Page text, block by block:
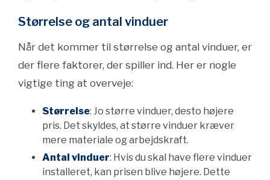
Størrelse og antal vinduer
Når det kommer til størrelse og antal vinduer, er
der flere faktorer, der spiller ind. Her er nogle
vigtige ting at overveje:
Størrelse: Jo større vinduer, desto højere
pris. Det skyldes, at større vinduer kræver
mere materiale og arbejdskraft.
Antal vinduer: Hvis du skal have flere vinduer
installeret, kan prisen blive højere. Dette